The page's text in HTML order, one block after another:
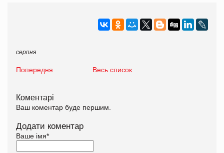
серпня
Попередня Весь список
Коментарі
Ваш коментар буде першим.
Додати коментар
Ваше імя*